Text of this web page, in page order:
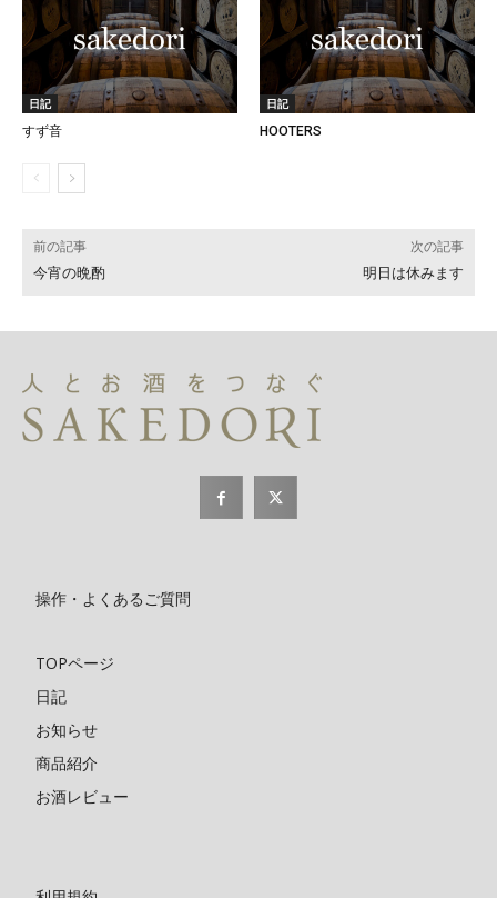
日記
すず音
日記
HOOTERS
前の記事
今宵の晩酌
次の記事
明日は休みます
操作・よくあるご質問
TOPページ
日記
お知らせ
商品紹介
お酒レビュー